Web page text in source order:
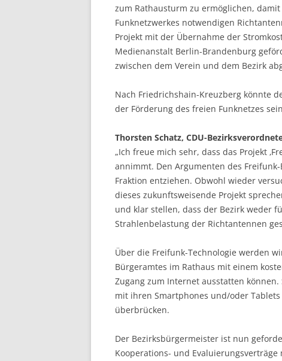
zum Rathausturm zu ermöglichen,
Funknetzwerkes notwendigen
Projekt mit der Übernahme der
Medienanstalt Berlin-Brandenburg
zwischen dem Verein und dem Bezirk
Nach Friedrichshain-Kreuzberg könnte
der Förderung des freien Funknetzes
Thorsten Schatz, CDU-
„Ich freue mich sehr, dass das Projekt
annimmt. Den Argumenten des
Fraktion entziehen. Obwohl wieder
dieses zukunftsweisende Projekt
und klar stellen, dass der Bezirk weder
Strahlenbelastung der Richtantennen
Über die Freifunk-Technologie werden
Bürgeramtes im Rathaus mit einem
Zugang zum Internet ausstatten
mit ihren Smartphones und/oder
überbrücken.
Der Bezirksbürgermeister ist nun
Kooperations- und